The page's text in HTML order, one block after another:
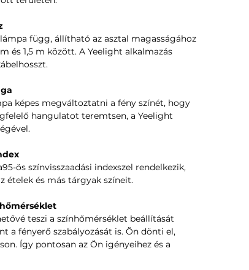
függ, állítható az asztal magasságához
és 1,5 m között. A Yeelight alkalmazás
képes megváltoztatni a fény színét, hogy
hangulatot teremtsen, a Yeelight
ös színvisszaadási indexszel rendelkezik,
ételek és más tárgyak színeit.
teszi a színhőmérséklet beállítását
a fényerő szabályozását is. Ön dönti el,
Így pontosan az Ön igényeihez és a